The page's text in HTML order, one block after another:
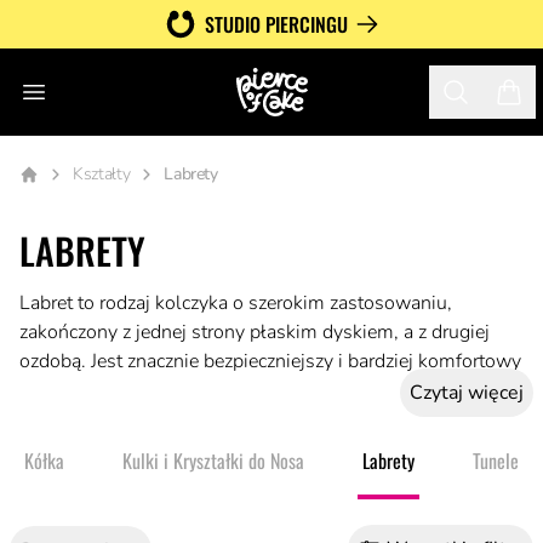
STUDIO PIERCINGU
Otwórz menu
Kształty Labrety
LABRETY
Labret to rodzaj kolczyka o szerokim zastosowaniu,
zakończony z jednej strony płaskim dyskiem, a z drugiej
ozdobą. Jest znacznie bezpieczniejszy i bardziej komfortowy
niż tradycyjne kolczyki na sztyft z zapięciem typu motylek.
policzków oraz w przekłuciu nosa typu nostril. Uznawany
jest za uniwersalną i bezpieczną biżuterię, odpowiednią
zarówno do świeżych, jak i wygojonych przekłuć.
Czytaj więcej
Kółka Kulki i Kryształki do Nosa Labrety Tunele i